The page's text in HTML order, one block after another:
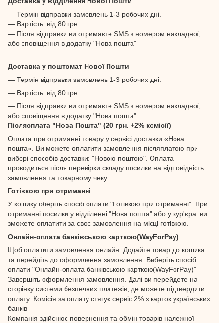
— Термін відправки замовлень 1-3 робочих дні.
— Вартість: від 80 грн
— Після відправки ви отримаєте SMS з номером накладної,
або сповіщення в додатку "Нова пошта"
Доставка у поштомат Нової Пошти
— Термін відправки замовлень 1-3 робочих дні.
— Вартість: від 80 грн
— Після відправки ви отримаєте SMS з номером накладної,
або сповіщення в додатку "Нова пошта"
Післясплата "Нова Пошта" (20 грн. +2% комісії)
Оплата при отриманні товару у сервісі доставки «Нова
пошта». Ви можете оплатити замовлення післяплатою при
виборі способів доставки: "Новою поштою". Оплата
проводиться після перевірки складу посилки на відповідність
замовлення та товарному чеку.
Готівкою при отриманні
У кошику оберіть спосіб оплати "Готівкою при отриманні". При
отриманні посилки у відділенні "Нова пошта" або у кур'єра, ви
зможете оплатити за своє замовлення на місці готівкою.
Онлайн-оплата банківською карткою(WayForPay)
Щоб оплатити замовлення онлайн: Додайте товар до кошика
та перейдіть до оформлення замовлення. Виберіть спосіб
оплати "Онлайн-оплата банківською карткою(WayForPay)"
Завершіть оформлення замовлення. Далі ви перейдете на
сторінку системи безпечних платежів, де можете підтвердити
оплату. Комісія за оплату стягує сервіс 2% з карток українських
банків
Компанія здійснює повернення та обмін товарів належної